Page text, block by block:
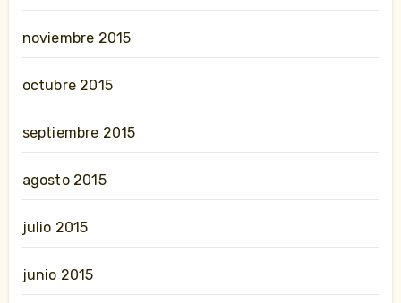
noviembre 2015
octubre 2015
septiembre 2015
agosto 2015
julio 2015
junio 2015